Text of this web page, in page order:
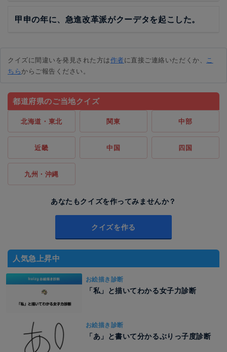
甲申の年に、急進改革派がクーデタを起こした。
クイズに間違いを発見された方は作者に直接ご連絡いただくか、
こ
ちらからご報告ください。
都道府県のご当地クイズ
北海道・東北 関東 中部
近畿 中国 四国
九州・沖縄
あなたもクイズを作ってみませんか？
クイズを作る
人気急上昇中
お絵描き診断
「私」と描いてわかる女子力診断
お絵描き診断
「あ」と書いて分かるぶりっ子度診断